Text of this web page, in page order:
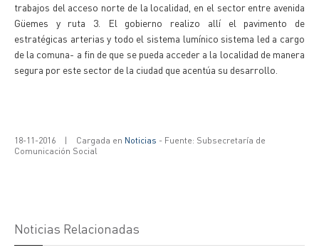
trabajos del acceso norte de la localidad, en el sector entre avenida
Güemes y ruta 3. El gobierno realizo allí el pavimento de
estratégicas arterias y todo el sistema lumínico sistema led a cargo
de la comuna- a fin de que se pueda acceder a la localidad de manera
segura por este sector de la ciudad que acentúa su desarrollo.
18-11-2016 | Cargada en Noticias - Fuente: Subsecretaría de
Comunicación Social
Noticias Relacionadas